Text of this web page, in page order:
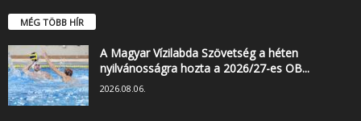
MÉG TÖBB HÍR
A Magyar Vízilabda Szövetség a héten
nyilvánosságra hozta a 2026/27-es OB...
2026.08.06.